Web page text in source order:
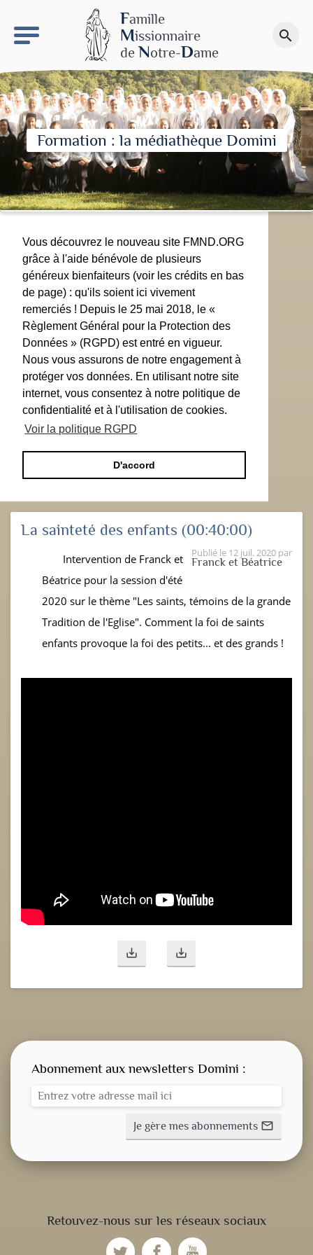
Famille
Missionnaire
de Notre-Dame
search
Faire un don
Formation : la médiathèque Domini
Vous découvrez le nouveau site FMND.ORG
grâce à l'aide bénévole de plusieurs
généreux bienfaiteurs (voir les crédits en bas
de page) : qu'ils soient ici vivement
remerciés ! Depuis le 25 mai 2018, le «
Règlement Général pour la Protection des
Données » (RGPD) est entré en vigueur.
Nous vous assurons de notre engagement à
protéger vos données. En utilisant notre site
internet, vous consentez à notre politique de
confidentialité et à l'utilisation de cookies.
Voir la politique RGPD
D'accord
La sainteté des enfants (00:40:00)
Publié le 12 juil. 2020 par
Franck et Béatrice
Intervention de Franck et
Béatrice pour la session d'été
2020 sur le thème "Les saints, témoins de la grande
Tradition de l'Eglise". Comment la foi de saints
enfants provoque la foi des petits... et des grands !
save_alt save_alt
Retouvez-nous sur les réseaux sociaux
Abonnement aux newsletters Domini :
Je gère mes abonnements mail_outline